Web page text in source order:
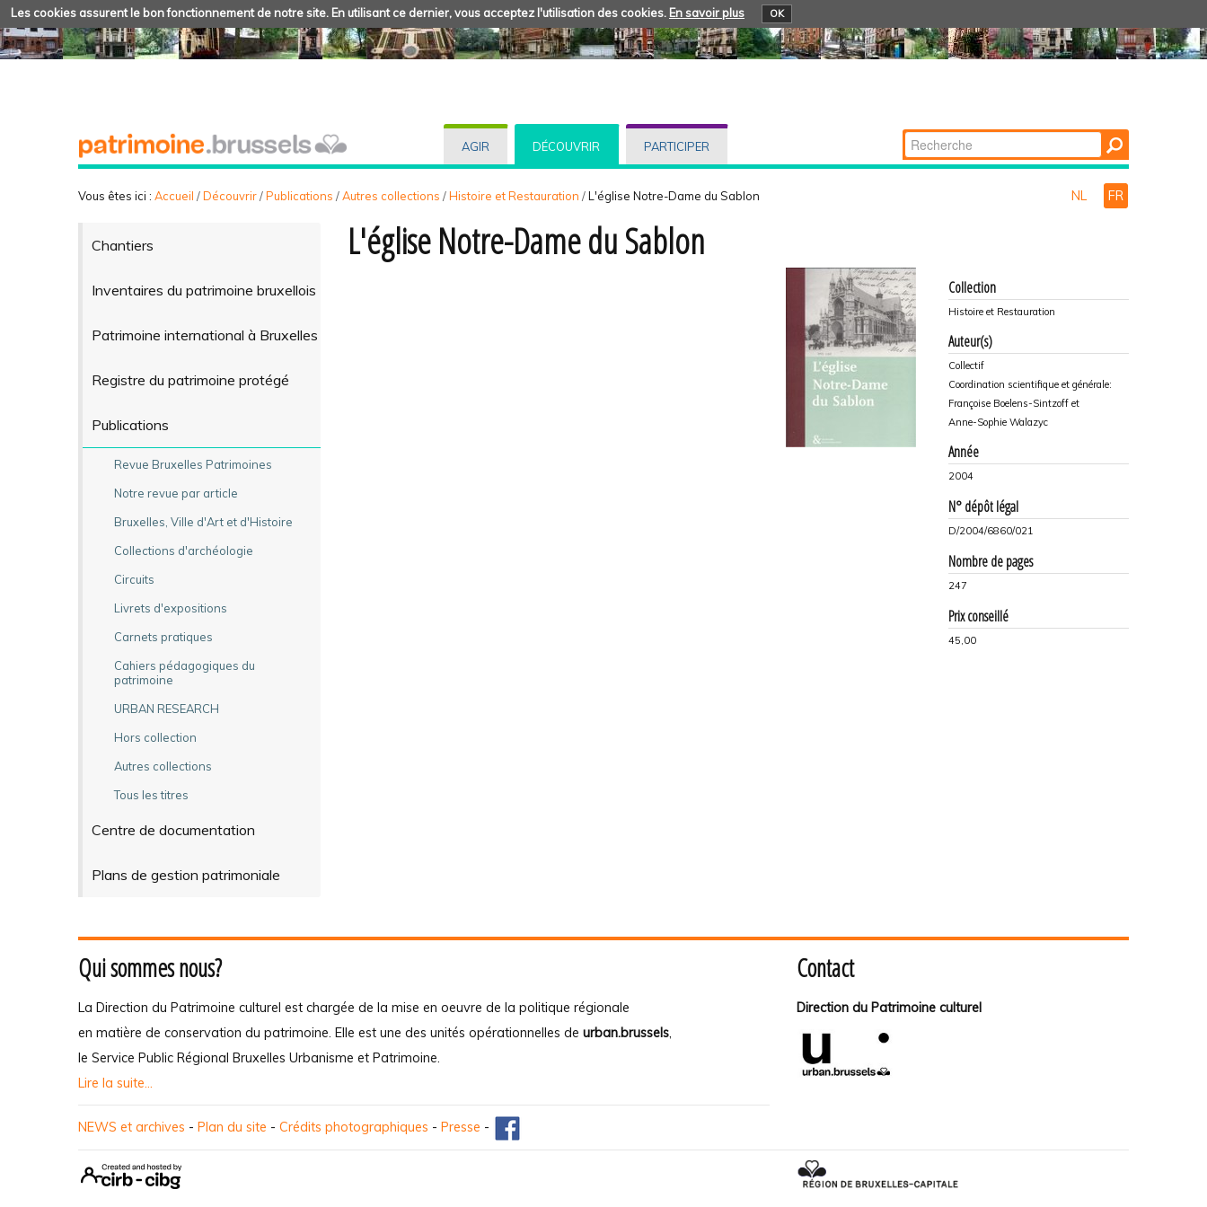
Les cookies assurent le bon fonctionnement de notre site. En utilisant ce dernier, vous acceptez l'utilisation des cookies. En savoir plus OK
AGIR DÉCOUVRIR PARTICIPER Chercher par
Recherche
Vous êtes ici : Accueil /Découvrir/Publications /Autres collections /Histoire et Restauration /L'église Notre-Dame du Sablon NL FR
Chantiers
Inventaires du patrimoine bruxellois
Patrimoine international à Bruxelles
Registre du patrimoine protégé
Publications
Revue Bruxelles Patrimoines
Notre revue par article
Bruxelles, Ville d'Art et d'Histoire
Collections d'archéologie
Circuits
Livrets d'expositions
Carnets pratiques
Cahiers pédagogiques du
patrimoine
URBAN RESEARCH
Hors collection
Autres collections
Tous les titres
Centre de documentation
Plans de gestion patrimoniale
L'église Notre-Dame du Sablon
Collection
Histoire et Restauration
Auteur(s)
Collectif
Coordination scientifique et générale:
Françoise Boelens-Sintzoff et
Anne-Sophie Walazyc
Année
2004
N° dépôt légal
D/2004/6860/021
Nombre de pages
247
Prix conseillé
45,00
Qui sommes nous?
La Direction du Patrimoine culturel est chargée de la mise en oeuvre de la politique régionale
en matière de conservation du patrimoine. Elle est une des unités opérationnelles de urban.brussels,
le Service Public Régional Bruxelles Urbanisme et Patrimoine.
Lire la suite...
Contact
Direction du Patrimoine culturel
NEWS et archives - Plan du site - Crédits photographiques - Presse -